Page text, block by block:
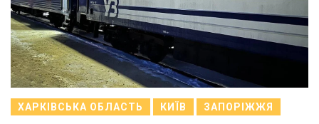
ХАРКІВСЬКА ОБЛАСТЬ КИЇВ ЗАПОРІЖЖЯ